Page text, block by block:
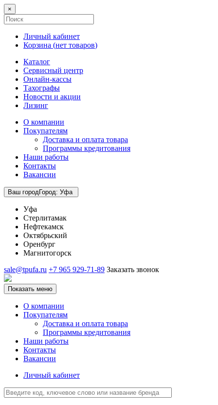
×
Личный кабинет
Корзина (нет товаров)
Каталог
Сервисный центр
Онлайн-кассы
Тахографы
Новости и акции
Лизинг
О компании
Покупателям
Доставка и оплата товара
Программы кредитования
Наши работы
Контакты
Вакансии
Ваш городГород: Уфа
Уфа
Стерлитамак
Нефтекамск
Октябрьский
Оренбург
Магнитогорск
sale@tpufa.ru +7 965 929-71-89 Заказать звонок
Показать меню
О компании
Покупателям
Доставка и оплата товара
Программы кредитования
Наши работы
Контакты
Вакансии
Личный кабинет